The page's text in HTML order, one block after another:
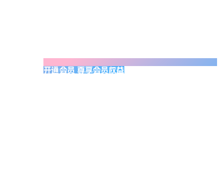
开通会员 尊享会员权益